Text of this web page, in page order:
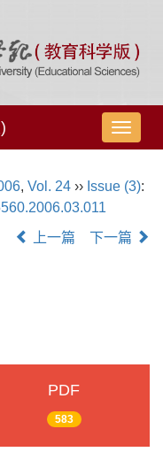
导
航
换
, Vol. 24 ›› Issue (3):
上一篇 下一篇
PDF
583